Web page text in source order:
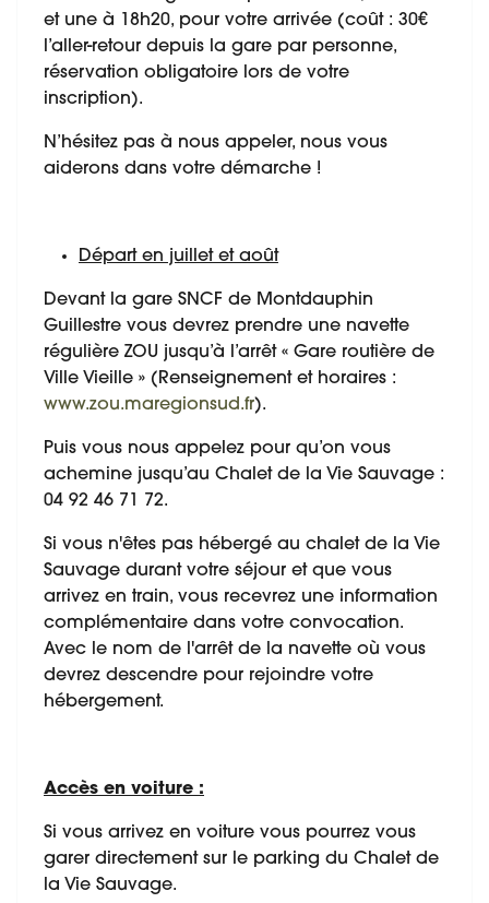
et une à 18h20, pour votre arrivée (coût : 30€
l’aller-retour depuis la gare par personne,
réservation obligatoire lors de votre
inscription).
N’hésitez pas à nous appeler, nous vous
aiderons dans votre démarche !
Départ en juillet et août
Devant la gare SNCF de Montdauphin
Guillestre vous devrez prendre une navette
régulière ZOU jusqu’à l’arrêt « Gare routière de
Ville Vieille » (Renseignement et horaires :
www.zou.maregionsud.fr).
Puis vous nous appelez pour qu’on vous
achemine jusqu’au Chalet de la Vie Sauvage :
04 92 46 71 72.
Si vous n'êtes pas hébergé au chalet de la Vie
Sauvage durant votre séjour et que vous
arrivez en train, vous recevrez une information
complémentaire dans votre convocation.
Avec le nom de l'arrêt de la navette où vous
devrez descendre pour rejoindre votre
hébergement.
Accès en voiture :
Si vous arrivez en voiture vous pourrez vous
garer directement sur le parking du Chalet de
la Vie Sauvage.